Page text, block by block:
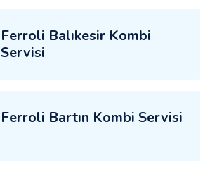
Ferroli Balıkesir Kombi
Servisi
Ferroli Bartın Kombi Servisi